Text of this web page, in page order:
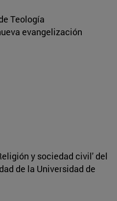
Teología
evangelización
y sociedad civil' del
de la Universidad de